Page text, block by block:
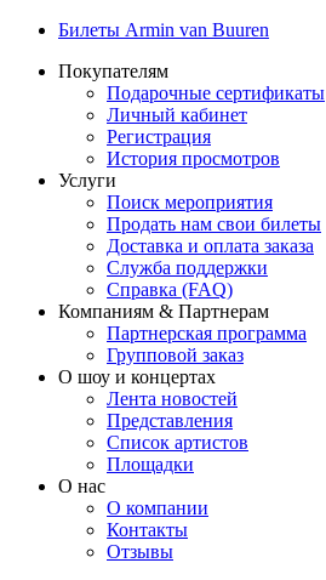
Билеты Armin van Buuren
Покупателям
Подарочные сертификаты
Личный кабинет
Регистрация
История просмотров
Услуги
Поиск мероприятия
Продать нам свои билеты
Доставка и оплата заказа
Служба поддержки
Справка (FAQ)
Компаниям & Партнерам
Партнерская программа
Групповой заказ
О шоу и концертах
Лента новостей
Представления
Список артистов
Площадки
О нас
О компании
Контакты
Отзывы